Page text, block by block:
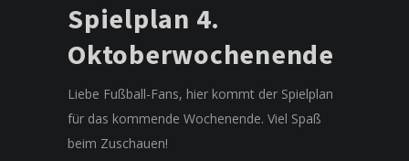
Spielplan 4.
Oktoberwochenende
Liebe Fußball-Fans, hier kommt der Spielplan
für das kommende Wochenende. Viel Spaß
beim Zuschauen!